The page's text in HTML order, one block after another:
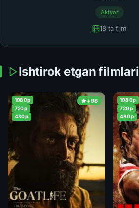
Aktyor
18 ta film
Ishtirok etgan filmlari
+96
1080p
720p
480p
1080p
720p
480p